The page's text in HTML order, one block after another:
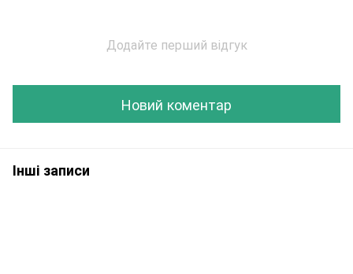
Додайте перший відгук
Новий коментар
Інші записи